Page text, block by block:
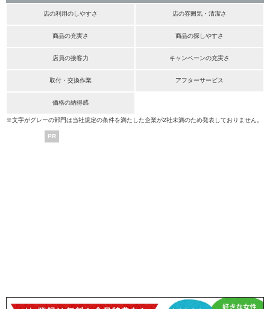
店の利用のしやすさ 店の雰囲気・清潔さ
商品の充実さ 商品の探しやすさ
店員の接客力 キャンペーンの充実さ
取付・交換作業 アフターサービス
価格の納得感
※文字がグレーの部門は当社規定の条件を満たした企業が2社未満のため発表しておりません。
PR